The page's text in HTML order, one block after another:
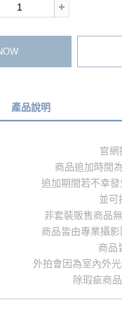
產品說明
官網
商品追加時間
追加期間若不幸
並可
非套裝販售商品
商品皆由專業攝
商品
外拍會因為室內外
除瑕疵商品